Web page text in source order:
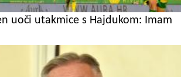
uoči utakmice s Hajdukom: Imam